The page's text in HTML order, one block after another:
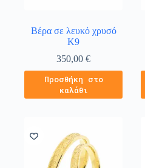
Βέρα σε λευκό χρυσό
Κ9
350,00€
Προσθήκη στο
καλάθι